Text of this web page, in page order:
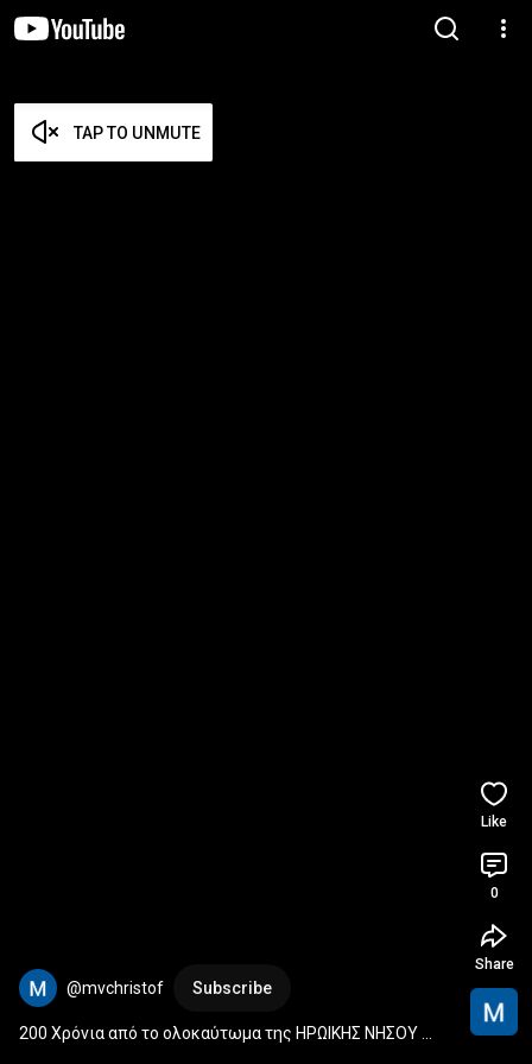
TAP TO UNMUTE
@mvchristof Subscribe
200 Χρόνια από το ολοκαύτωμα της ΗΡΩΙΚΗΣ ΝΗΣΟΥ
Like
0
Share